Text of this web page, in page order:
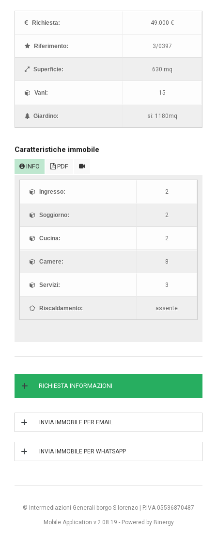
Richiesta: 49.000 €
Riferimento: 3/0397
Superficie: 630 mq
Vani: 15
Giardino: si: 1180mq
Caratteristiche immobile
INFO PDF
Ingresso: 2
Soggiorno: 2
Cucina: 2
Camere: 8
Servizi: 3
Riscaldamento: assente
RICHIESTA INFORMAZIONI
INVIA IMMOBILE PER EMAIL
INVIA IL RIF. 3/0397
INVIA IMMOBILE PER WHATSAPP
INVIA IL RIF. 3/0397
© Intermediazioni Generali-borgo S.lorenzo | P.IVA 05536870487
Mobile Application v.2.08.19 - Powered by Binergy